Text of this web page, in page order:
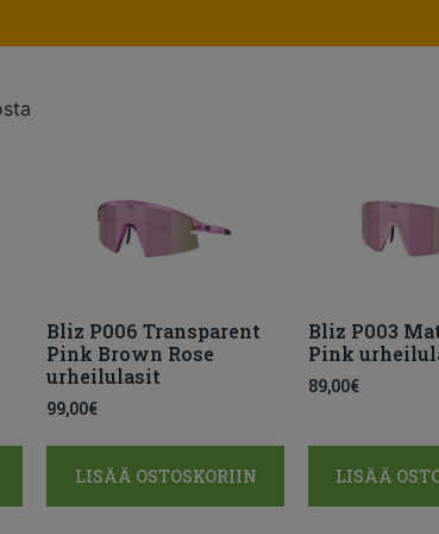
Bliz P006 Transparent
Pink Brown Rose
urheilulasit
99,00€
LISÄÄ OSTOSKORIIN
Bliz P003
Pink
89,00€
LISÄÄ